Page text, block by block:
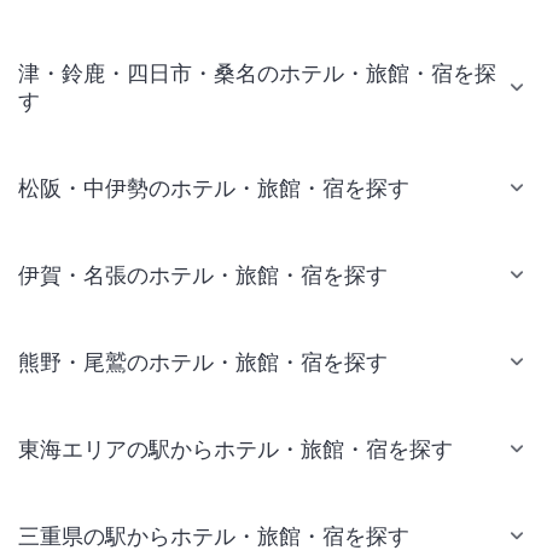
津・鈴鹿・四日市・桑名のホテル・旅館・宿を探
す
松阪・中伊勢のホテル・旅館・宿を探す
伊賀・名張のホテル・旅館・宿を探す
熊野・尾鷲のホテル・旅館・宿を探す
東海エリアの駅からホテル・旅館・宿を探す
三重県の駅からホテル・旅館・宿を探す